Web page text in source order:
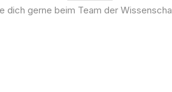
dich gerne beim Team der